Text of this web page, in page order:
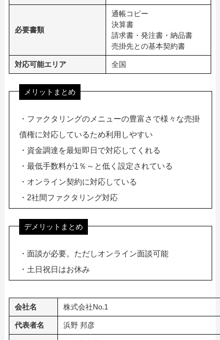
必要書類
通帳コピー
決算書
請求書・発注書・納品書
売掛先との基本契約書
対応可能エリア 全国
メリットまとめ
・ファクタリングのメニューの豊富さで様々な売掛
債権に対応しているため利用しやすい
・資金調達を最短即日で対応してくれる
・最低手数料が1％～と低く設定されている
・オンライン契約に対応している
・2社間ファクタリング対応
デメリットまとめ
・面談が必要。ただしオンライン面談可能
・土日祝日はお休み
会社名 株式会社No.1
代表者名 浜野 邦彦